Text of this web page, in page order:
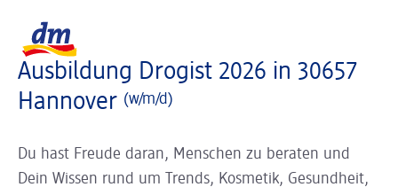
Ausbildung Drogist 2026 in 30657
Hannover (w/m/d)
Du hast Freude daran, Menschen zu beraten und
Dein Wissen rund um Trends, Kosmetik, Gesundheit,